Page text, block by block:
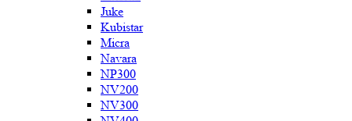
Juke
Kubistar
Micra
Navara
NP300
NV200
NV300